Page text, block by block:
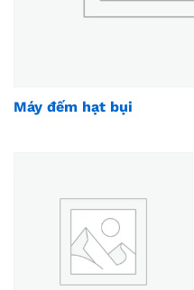
Máy đếm hạt bụi